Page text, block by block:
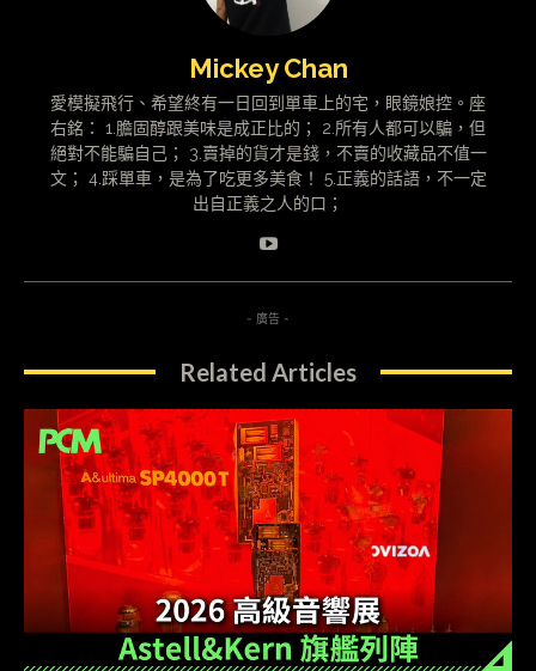
Mickey Chan
愛模擬飛行、希望終有一日回到單車上的宅，眼鏡娘控。座
右銘： 1.膽固醇跟美味是成正比的； 2.所有人都可以騙，但
絕對不能騙自己； 3.賣掉的貨才是錢，不賣的收藏品不值一
文； 4.踩單車，是為了吃更多美食！ 5.正義的話語，不一定
出自正義之人的口；
- 廣告 -
Related Articles